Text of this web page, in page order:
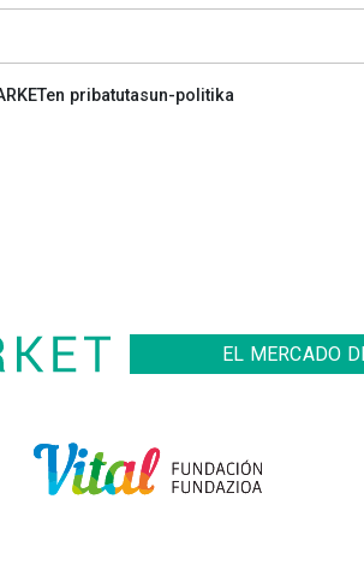
pribatutasun-politika
EL MERCADO